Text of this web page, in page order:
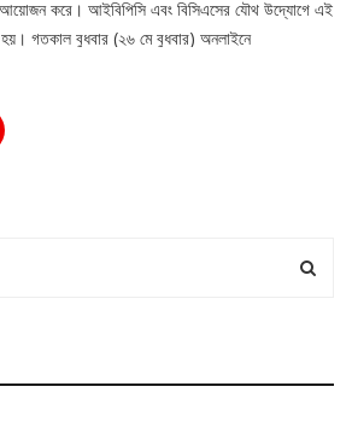
ফর দ্য ‍সাকসেস অব বিজনেস’’ শীর্ষক অনলাইনে
আয়োজন করে। আইবিপিসি এবং বিসিএসের যৌথ উদ্যোগে এই